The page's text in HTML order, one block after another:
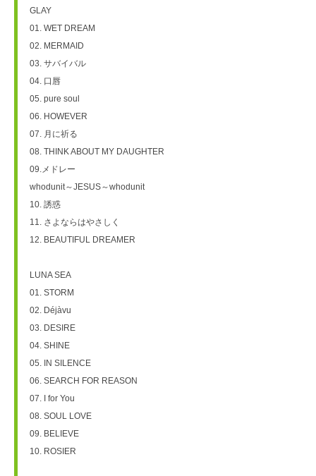
GLAY
01. WET DREAM
02. MERMAID
03. サバイバル
04. 口唇
05. pure soul
06. HOWEVER
07. 月に祈る
08. THINK ABOUT MY DAUGHTER
09.メドレー
whodunit～JESUS～whodunit
10. 誘惑
11. さよならはやさしく
12. BEAUTIFUL DREAMER
LUNA SEA
01. STORM
02. Déjàvu
03. DESIRE
04. SHINE
05. IN SILENCE
06. SEARCH FOR REASON
07. I for You
08. SOUL LOVE
09. BELIEVE
10. ROSIER